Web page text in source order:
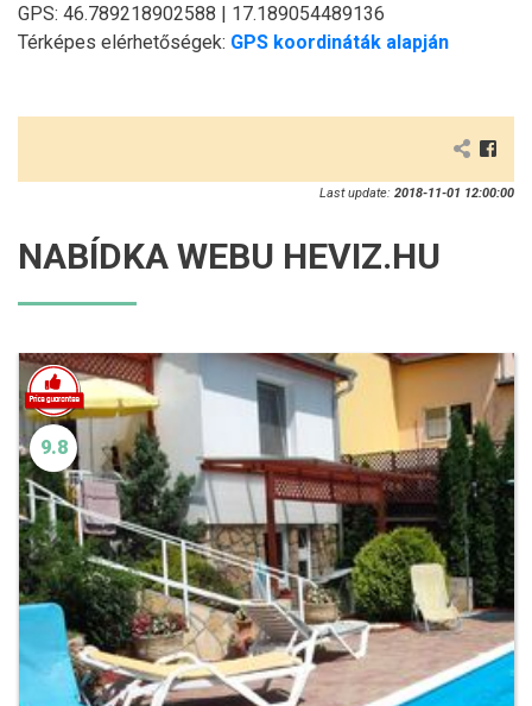
GPS: 46.789218902588 | 17.189054489136
Térképes elérhetőségek: GPS koordináták alapján
Last update: 2018-11-01 12:00:00
NABÍDKA WEBU HEVIZ.HU
9.8